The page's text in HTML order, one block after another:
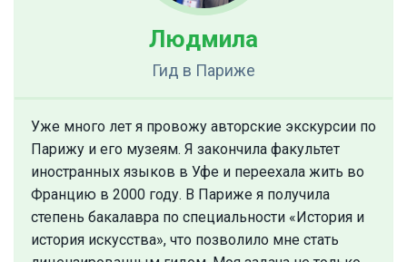
Людмила
Гид в Париже
Уже много лет я провожу авторские экскурсии по
Парижу и его музеям. Я закончила факультет
иностранных языков в Уфе и переехала жить во
Францию в 2000 году. В Париже я получила
степень бакалавра по специальности «История и
история искусства», что позволило мне стать